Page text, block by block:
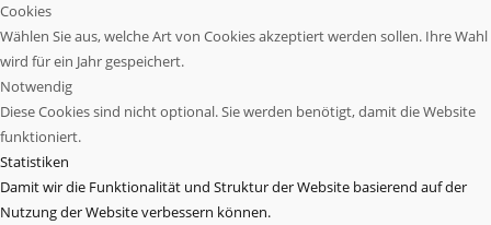
Cookies
Wählen Sie aus, welche Art von Cookies akzeptiert werden sollen. Ihre Wahl
wird für ein Jahr gespeichert.
Notwendig
Diese Cookies sind nicht optional. Sie werden benötigt, damit die Website
funktioniert.
Statistiken
Damit wir die Funktionalität und Struktur der Website basierend auf der
Nutzung der Website verbessern können.